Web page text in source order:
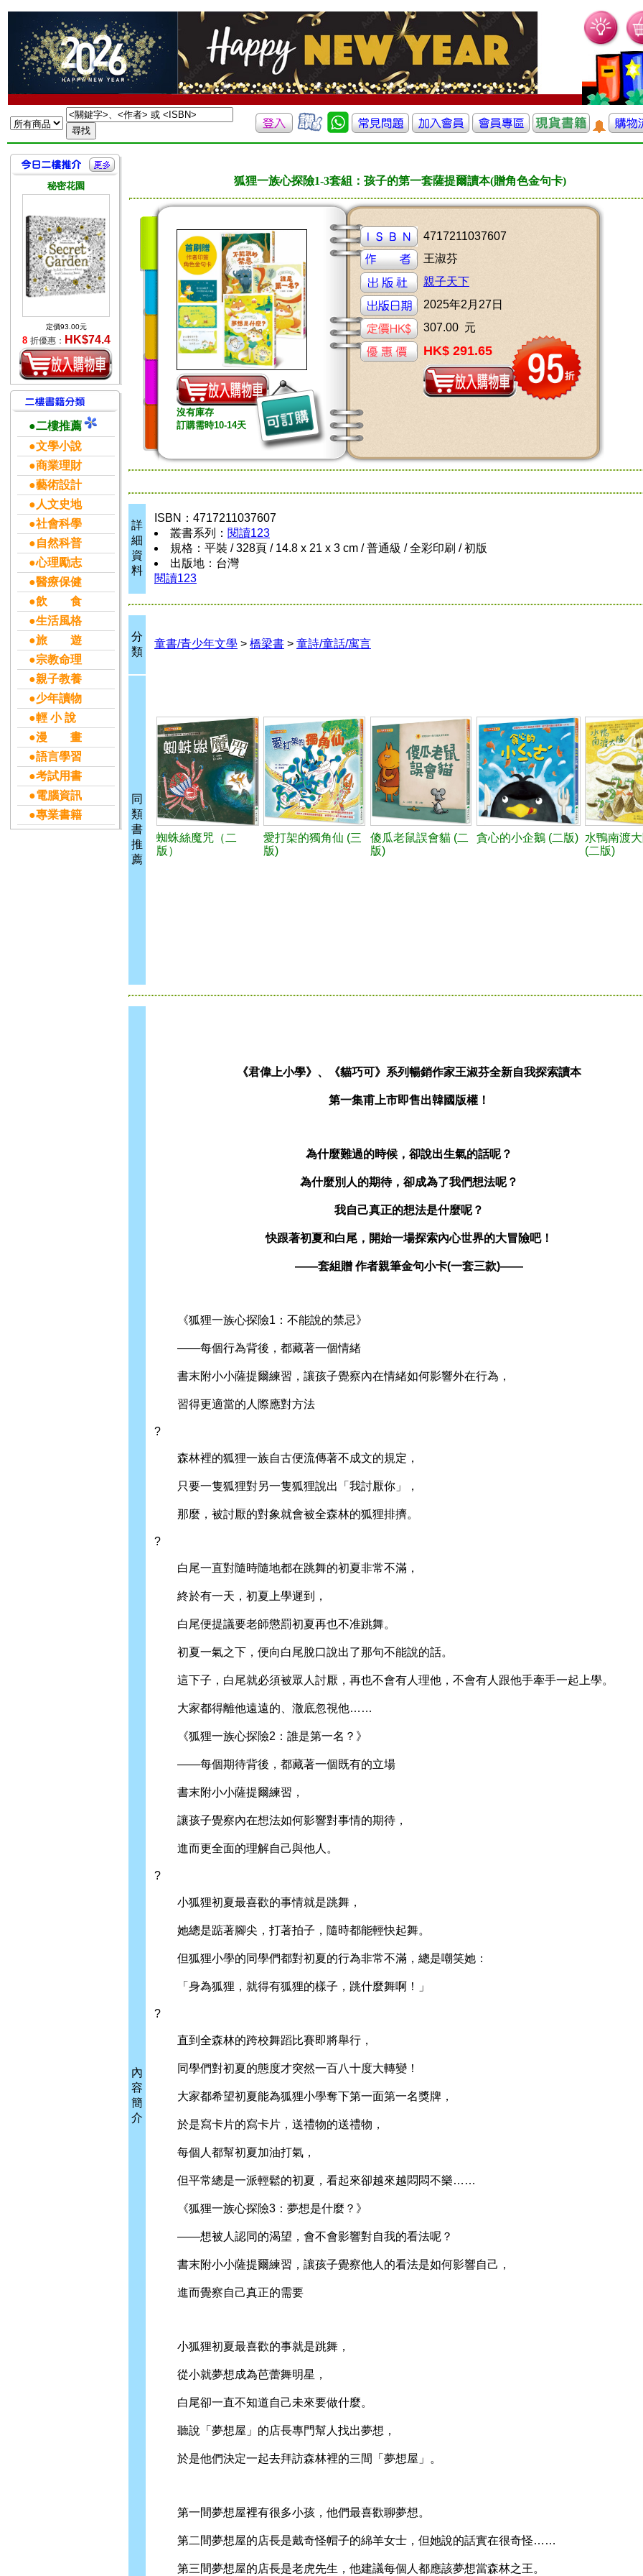
秘密花園
定價93.00元
8 折優惠： HK$74.4
●二樓推薦
●文學小說
●商業理財
●藝術設計
●人文史地
●社會科學
●自然科普
●心理勵志
●醫療保健
●飲 食
●生活風格
●旅 遊
●宗教命理
●親子教養
●少年讀物
●輕 小 說
●漫 畫
●語言學習
●考試用書
●電腦資訊
●專業書籍
狐狸一族心探險1-3套組：孩子的第一套薩提爾讀本(贈角色金句卡)
沒有庫存
訂購需時10-14天
4717211037607
王淑芬
親子天下
2025年2月27日
307.00 元
HK$ 291.65
詳
細
資
料
ISBN：4717211037607
叢書系列： 閱讀123
規格：平裝 / 328頁 / 14.8 x 21 x 3 cm / 普通級 / 全彩印刷 / 初版
出版地：台灣
閱讀123
分
類
童書/青少年文學 > 橋梁書 > 童詩/童話/寓言
同
類
書
推
薦
蜘蛛絲魔咒（二
版）
愛打架的獨角仙 (三
版)
傻瓜老鼠誤會貓 (二
版)
貪心的小企鵝 (二版) 水鴨南渡
(二版)
內
容
簡
介
《君偉上小學》、《貓巧可》系列暢銷作家王淑芬全新自我探索讀本
第一集甫上市即售出韓國版權！
為什麼難過的時候，卻說出生氣的話呢？
為什麼別人的期待，卻成為了我們想法呢？
我自己真正的想法是什麼呢？
快跟著初夏和白尾，開始一場探索內心世界的大冒險吧！
——套組贈 作者親筆金句小卡(一套三款)——
《狐狸一族心探險1：不能說的禁忌》
——每個行為背後，都藏著一個情緒
書末附小小薩提爾練習，讓孩子覺察內在情緒如何影響外在行為，
習得更適當的人際應對方法
?
森林裡的狐狸一族自古便流傳著不成文的規定，
只要一隻狐狸對另一隻狐狸說出「我討厭你」，
那麼，被討厭的對象就會被全森林的狐狸排擠。
?
白尾一直對隨時隨地都在跳舞的初夏非常不滿，
終於有一天，初夏上學遲到，
白尾便提議要老師懲罰初夏再也不准跳舞。
初夏一氣之下，便向白尾脫口說出了那句不能說的話。
這下子，白尾就必須被眾人討厭，再也不會有人理他，不會有人跟他手牽手一起上學。
大家都得離他遠遠的、澈底忽視他……
《狐狸一族心探險2：誰是第一名？》
——每個期待背後，都藏著一個既有的立場
書末附小小薩提爾練習，
讓孩子覺察內在想法如何影響對事情的期待，
進而更全面的理解自己與他人。
?
小狐狸初夏最喜歡的事情就是跳舞，
她總是踮著腳尖，打著拍子，隨時都能輕快起舞。
但狐狸小學的同學們都對初夏的行為非常不滿，總是嘲笑她：
「身為狐狸，就得有狐狸的樣子，跳什麼舞啊！」
?
直到全森林的跨校舞蹈比賽即將舉行，
同學們對初夏的態度才突然一百八十度大轉變！
大家都希望初夏能為狐狸小學奪下第一面第一名獎牌，
於是寫卡片的寫卡片，送禮物的送禮物，
每個人都幫初夏加油打氣，
但平常總是一派輕鬆的初夏，看起來卻越來越悶悶不樂……
《狐狸一族心探險3：夢想是什麼？》
——想被人認同的渴望，會不會影響對自我的看法呢？
書末附小小薩提爾練習，讓孩子覺察他人的看法是如何影響自己，
進而覺察自己真正的需要
小狐狸初夏最喜歡的事就是跳舞，
從小就夢想成為芭蕾舞明星，
白尾卻一直不知道自己未來要做什麼。
聽說「夢想屋」的店長專門幫人找出夢想，
於是他們決定一起去拜訪森林裡的三間「夢想屋」。
第一間夢想屋裡有很多小孩，他們最喜歡聊夢想。
第二間夢想屋的店長是戴奇怪帽子的綿羊女士，但她說的話實在很奇怪……
第三間夢想屋的店長是老虎先生，他建議每個人都應該夢想當森林之王。